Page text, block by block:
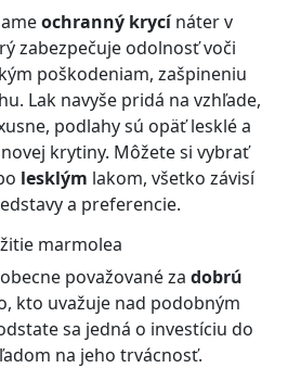
ochranný krycínáter v
zabezpečuje odolnosť voči
poškodeniam, zašpineniu
Lak navyše pridá na vzhľade,
podlahy sú opäť lesklé a
krytiny. Môžete si vybrať
lesklým lakom, všetko závisí
a preferencie.
marmolea
považované za dobrú
kto uvažuje nad podobným
sa jedná o investíciu do
na jeho trvácnosť.